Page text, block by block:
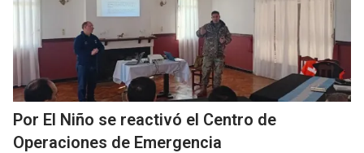
Por El Niño se reactivó el Centro de
Operaciones de Emergencia